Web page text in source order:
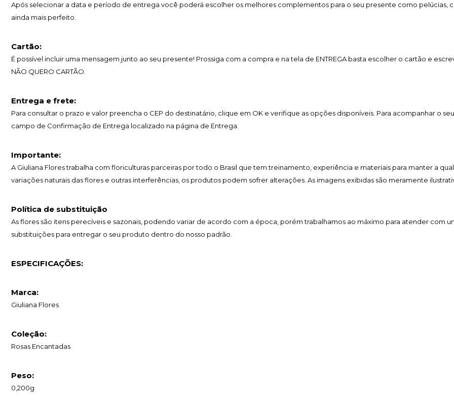
Após selecionar a data e período de entrega você poderá escolher os melhores complementos para o seu presente como pelúcias,
ainda mais perfeito.
Cartão:
É possível incluir uma mensagem junto ao seu presente! Prossiga com a compra e na tela de ENTREGA basta escolher o cartão e
NÃO QUERO CARTÃO.
Entrega e frete:
Para consultar o prazo e valor preencha o CEP do destinatário, clique em OK e verifique as opções disponíveis. Para acompanhar o
campo de Confirmação de Entrega localizado na página de Entrega.
Importante:
A Giuliana Flores trabalha com floriculturas parceiras por todo o Brasil que tem treinamento, experiência e materiais para manter a
variações naturais das flores e outras interferências, os produtos podem sofrer alterações. As imagens exibidas são meramente
Política de substituição
As flores são itens perecíveis e sazonais, podendo variar de acordo com a época, porém trabalhamos ao máximo para atender com
substituições para entregar o seu produto dentro do nosso padrão.
ESPECIFICAÇÕES:
Marca:
Giuliana Flores
Coleção:
Rosas Encantadas
Peso:
0,200g